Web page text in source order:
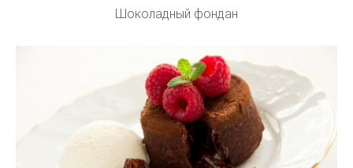
Шоколадный фондан